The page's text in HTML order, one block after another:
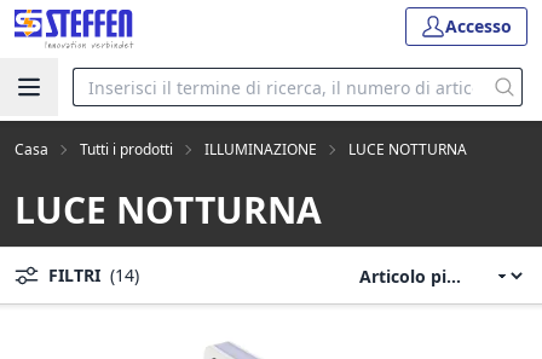
Accesso
Casa Tutti i prodotti ILLUMINAZIONE LUCE NOTTURNA
LUCE NOTTURNA
FILTRI (14)